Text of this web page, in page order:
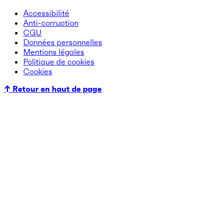
Accessibilité
Anti-corruption
CGU
Données personnelles
Mentions légales
Politique de cookies
Cookies
↑ Retour en haut de page